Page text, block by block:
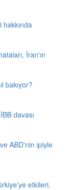
İran'ın
bakıyor?
davası
ABD'nin ipiyle
etkileri,